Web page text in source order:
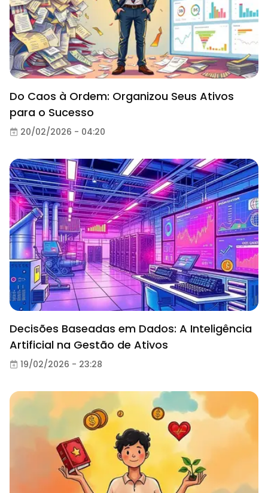
Do Caos à Ordem: Organizou Seus Ativos
para o Sucesso
20/02/2026 - 04:20
Decisões Baseadas em Dados: A Inteligência
Artificial na Gestão de Ativos
19/02/2026 - 23:28